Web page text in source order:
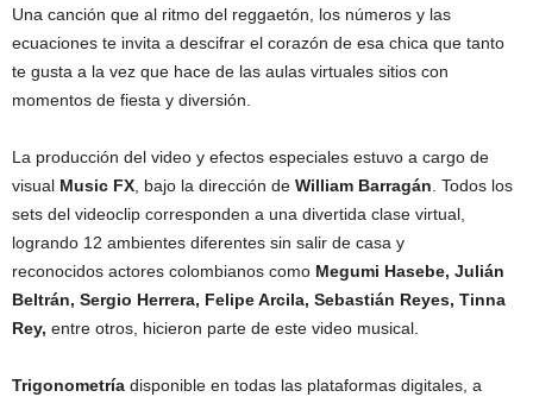
Una canción que al ritmo del reggaetón, los números y las
ecuaciones te invita a descifrar el corazón de esa chica que tanto
te gusta a la vez que hace de las aulas virtuales sitios con
momentos de fiesta y diversión.
La producción del video y efectos especiales estuvo a cargo de
visual Music FX , bajo la dirección de William Barragán . Todos los
sets del videoclip corresponden a una divertida clase virtual,
logrando 12 ambientes diferentes sin salir de casa y
reconocidos actores colombianos como Megumi Hasebe, Julián
Beltrán, Sergio Herrera, Felipe Arcila, Sebastián Reyes, Tinna
Rey, entre otros, hicieron parte de este video musical.
Trigonometría disponible en todas las plataformas digitales, a